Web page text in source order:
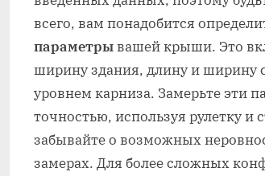
всего, вам понадобится
параметрывашей крыши. Это
ширину здания, длину и ширину
уровнем карниза. Замерьте эти
точностью, используя рулетку и
забывайте о возможных
замерах. Для более сложных